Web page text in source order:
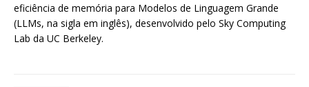
eficiência de memória para Modelos de Linguagem Grande
(LLMs, na sigla em inglês), desenvolvido pelo Sky Computing
Lab da UC Berkeley.